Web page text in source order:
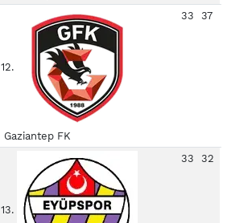
12.
Gaziantep FK
33 37
13.
33 32